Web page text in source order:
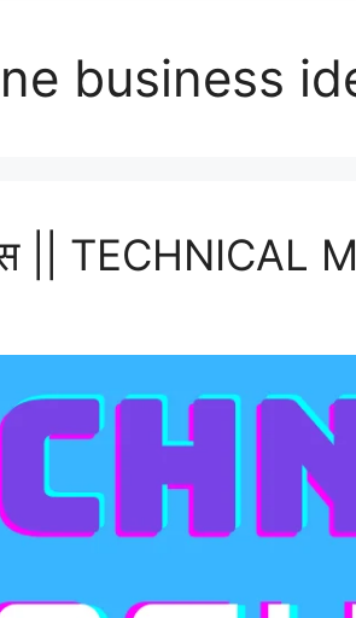
business
|| TECHNICAL